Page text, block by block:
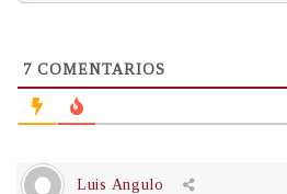
7 COMENTARIOS
Luis Angulo